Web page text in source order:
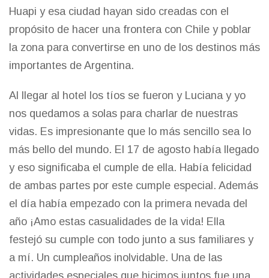
Huapi y esa ciudad hayan sido creadas con el
propósito de hacer una frontera con Chile y poblar
la zona para convertirse en uno de los destinos más
importantes de Argentina.
Al llegar al hotel los tíos se fueron y Luciana y yo
nos quedamos a solas para charlar de nuestras
vidas. Es impresionante que lo más sencillo sea lo
más bello del mundo. El 17 de agosto había llegado
y eso significaba el cumple de ella. Había felicidad
de ambas partes por este cumple especial. Además
el día había empezado con la primera nevada del
año ¡Amo estas casualidades de la vida! Ella
festejó su cumple con todo junto a sus familiares y
a mí. Un cumpleaños inolvidable. Una de las
actividades especiales que hicimos juntos fue una